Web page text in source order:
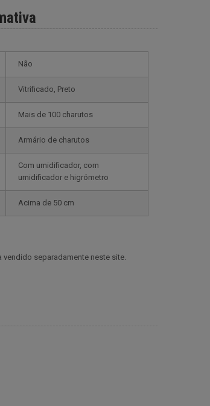
Não
vitrificado, Preto
mais de 100 charutos
armário de charutos
com umidificador, com
umidificador e higrómetro
acima de 50 cm
separadamente neste site.